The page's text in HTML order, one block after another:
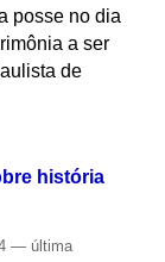
posse no dia
a ser
de
história
— última